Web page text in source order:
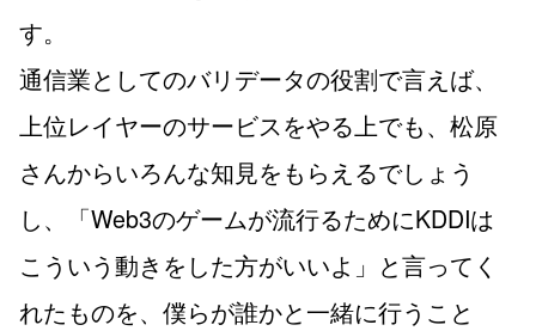
す。
通信業としてのバリデータの役割で言えば、
上位レイヤーのサービスをやる上でも、松原
さんからいろんな知見をもらえるでしょう
し、「Web3のゲームが流行るためにKDDIは
こういう動きをした方がいいよ」と言ってく
れたものを、僕らが誰かと一緒に行うこと